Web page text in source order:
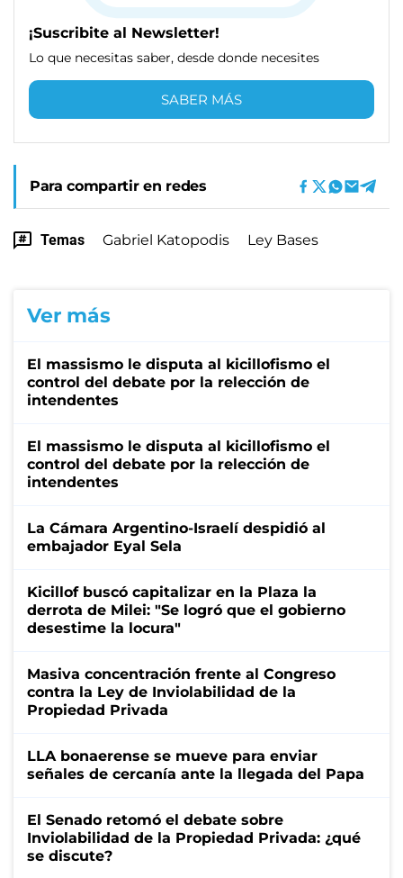
¡Suscribite al Newsletter!
Lo que necesitas saber, desde donde necesites
SABER MÁS
Para compartir en redes
Temas Gabriel Katopodis Ley Bases
Ver más
El massismo le disputa al kicillofismo el
control del debate por la relección de
intendentes
El massismo le disputa al kicillofismo el
control del debate por la relección de
intendentes
La Cámara Argentino-Israelí despidió al
embajador Eyal Sela
Kicillof buscó capitalizar en la Plaza la
derrota de Milei: "Se logró que el gobierno
desestime la locura"
Masiva concentración frente al Congreso
contra la Ley de Inviolabilidad de la
Propiedad Privada
LLA bonaerense se mueve para enviar
señales de cercanía ante la llegada del Papa
El Senado retomó el debate sobre
Inviolabilidad de la Propiedad Privada: ¿qué
se discute?